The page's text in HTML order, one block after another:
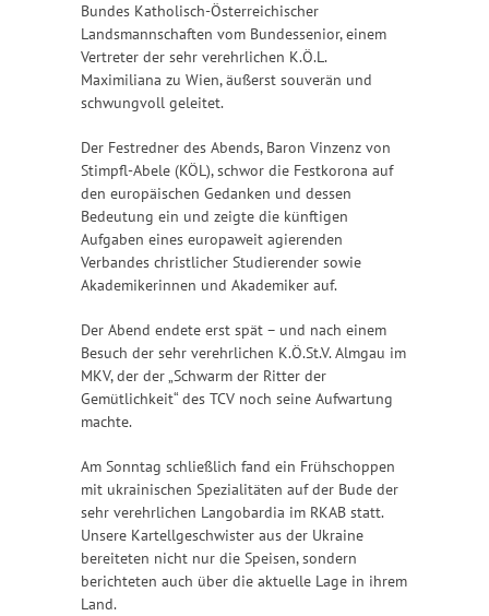
Bundes Katholisch-Österreichischer
Landsmannschaften vom Bundessenior, einem
Vertreter der sehr verehrlichen K.Ö.L.
Maximiliana zu Wien, äußerst souverän und
schwungvoll geleitet.
Der Festredner des Abends, Baron Vinzenz von
Stimpfl-Abele (KÖL), schwor die Festkorona auf
den europäischen Gedanken und dessen
Bedeutung ein und zeigte die künftigen
Aufgaben eines europaweit agierenden
Verbandes christlicher Studierender sowie
Akademikerinnen und Akademiker auf.
Der Abend endete erst spät – und nach einem
Besuch der sehr verehrlichen K.Ö.St.V. Almgau im
MKV, der der „Schwarm der Ritter der
Gemütlichkeit“ des TCV noch seine Aufwartung
machte.
Am Sonntag schließlich fand ein Frühschoppen
mit ukrainischen Spezialitäten auf der Bude der
sehr verehrlichen Langobardia im RKAB statt.
Unsere Kartellgeschwister aus der Ukraine
bereiteten nicht nur die Speisen, sondern
berichteten auch über die aktuelle Lage in ihrem
Land.